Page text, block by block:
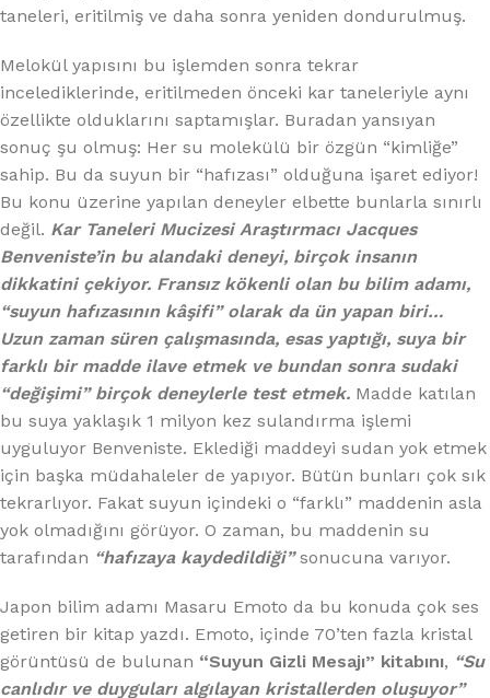
taneleri, eritilmiş ve daha sonra yeniden dondurulmuş.
Melokül yapısını bu işlemden sonra tekrar
incelediklerinde, eritilmeden önceki kar taneleriyle aynı
özellikte olduklarını saptamışlar. Buradan yansıyan
sonuç şu olmuş: Her su molekülü bir özgün “kimliğe”
sahip. Bu da suyun bir “hafızası” olduğuna işaret ediyor!
Bu konu üzerine yapılan deneyler elbette bunlarla sınırlı
değil. Kar Taneleri Mucizesi Araştırmacı Jacques
Benveniste’in bu alandaki deneyi, birçok insanın
dikkatini çekiyor. Fransız kökenli olan bu bilim adamı,
“suyun hafızasının kâşifi” olarak da ün yapan biri…
Uzun zaman süren çalışmasında, esas yaptığı, suya bir
farklı bir madde ilave etmek ve bundan sonra sudaki
“değişimi” birçok deneylerle test etmek. Madde katılan
bu suya yaklaşık 1 milyon kez sulandırma işlemi
uyguluyor Benveniste. Eklediği maddeyi sudan yok etmek
için başka müdahaleler de yapıyor. Bütün bunları çok sık
tekrarlıyor. Fakat suyun içindeki o “farklı” maddenin asla
yok olmadığını görüyor. O zaman, bu maddenin su
tarafından “hafızaya kaydedildiği”sonucuna varıyor.
Japon bilim adamı Masaru Emoto da bu konuda çok ses
getiren bir kitap yazdı. Emoto, içinde 70’ten fazla kristal
görüntüsü de bulunan “Suyun Gizli Mesajı” kitabını, “Su
canlıdır ve duyguları algılayan kristallerden oluşuyor”